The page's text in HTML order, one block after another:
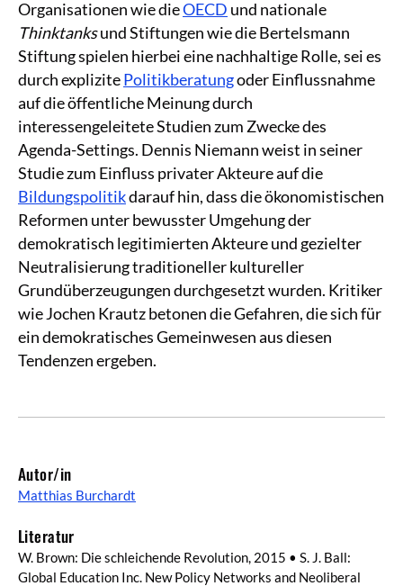
Organisationen wie dieOECD und nationale
Thinktanksund Stiftungen wie die Bertelsmann
Stiftung spielen hierbei eine nachhaltige Rolle, sei es
durch explizitePolitikberatungoder Einflussnahme
auf die öffentliche Meinung durch
interessengeleitete Studien zum Zwecke des
Agenda-Settings. Dennis Niemann weist in seiner
Studie zum Einfluss privater Akteure auf die
Bildungspolitikdarauf hin, dass die ökonomistischen
Reformen unter bewusster Umgehung der
demokratisch legitimierten Akteure und gezielter
Neutralisierung traditioneller kultureller
Grundüberzeugungen durchgesetzt wurden. Kritiker
wie Jochen Krautz betonen die Gefahren, die sich für
ein demokratisches Gemeinwesen aus diesen
Tendenzen ergeben.
Autor/in
Matthias Burchardt
Literatur
W. Brown: Die schleichende Revolution, 2015 • S. J. Ball:
Global Education Inc. New Policy Networks and Neoliberal